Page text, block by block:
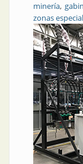
minería
zonas